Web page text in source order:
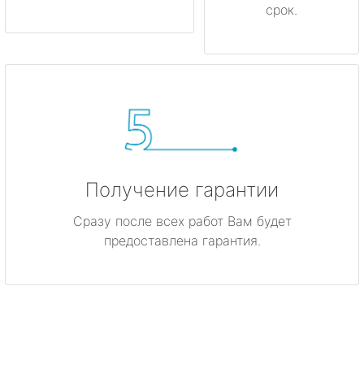
срок.
Получение гарантии
Сразу после всех работ Вам будет
предоставлена гарантия.